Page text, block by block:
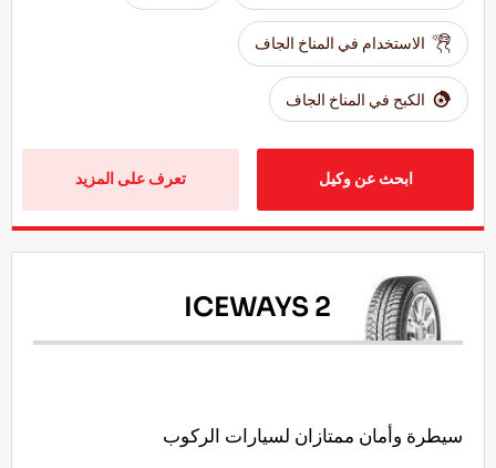
الاستخدام في المناخ الجاف
الكبح في المناخ الجاف
ابحث عن وكيل تعرف على المزيد
ICEWAYS 2
سيطرة وأمان ممتازان لسيارات الركوب